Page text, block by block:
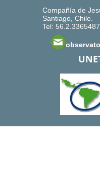
Compañía de
Santiago, Chile.
Tel: